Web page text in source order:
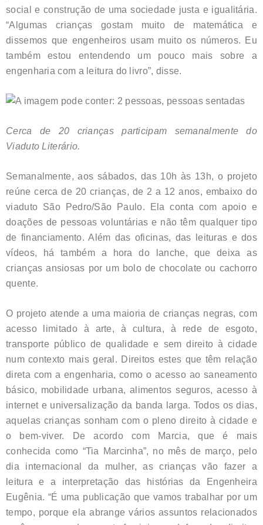
social e construção de uma sociedade justa e igualitária.
“Algumas crianças gostam muito de matemática e
dissemos que engenheiros usam muito os números. Eu
também estou entendendo um pouco mais sobre a
engenharia com a leitura do livro”, disse.
Cerca de 20 crianças participam semanalmente do
Viaduto Literário.
Semanalmente, aos sábados, das 10h às 13h, o projeto
reúne cerca de 20 crianças, de 2 a 12 anos, embaixo do
viaduto São Pedro/São Paulo. Ela conta com apoio e
doações de pessoas voluntárias e não têm qualquer tipo
de financiamento. Além das oficinas, das leituras e dos
vídeos, há também a hora do lanche, que deixa as
crianças ansiosas por um bolo de chocolate ou cachorro
quente.
O projeto atende a uma maioria de crianças negras, com
acesso limitado à arte, à cultura, à rede de esgoto,
transporte público de qualidade e sem direito à cidade
num contexto mais geral. Direitos estes que têm relação
direta com a engenharia, como o acesso ao saneamento
básico, mobilidade urbana, alimentos seguros, acesso à
internet e universalização da banda larga. Todos os dias,
aquelas crianças sonham com o pleno direito à cidade e
o bem-viver. De acordo com Marcia, que é mais
conhecida como “Tia Marcinha”, no mês de março, pelo
dia internacional da mulher, as crianças vão fazer a
leitura e a interpretação das histórias da Engenheira
Eugênia. “É uma publicação que vamos trabalhar por um
tempo, porque ela abrange vários assuntos relacionados